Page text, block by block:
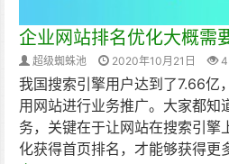
企业网站排名优化大概需
超级蜘蛛池 2020年10月21日
我国搜索引擎​用户达到了7.66亿
用网站进行业务推广。大家都知
务，关键在于让网站在搜索引擎
化获得首页排名，才能够获得更